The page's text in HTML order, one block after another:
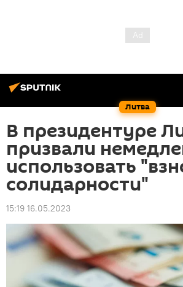
Литва
В президентуре
призвали
использовать
солидарности"
15:19 16.05.2023